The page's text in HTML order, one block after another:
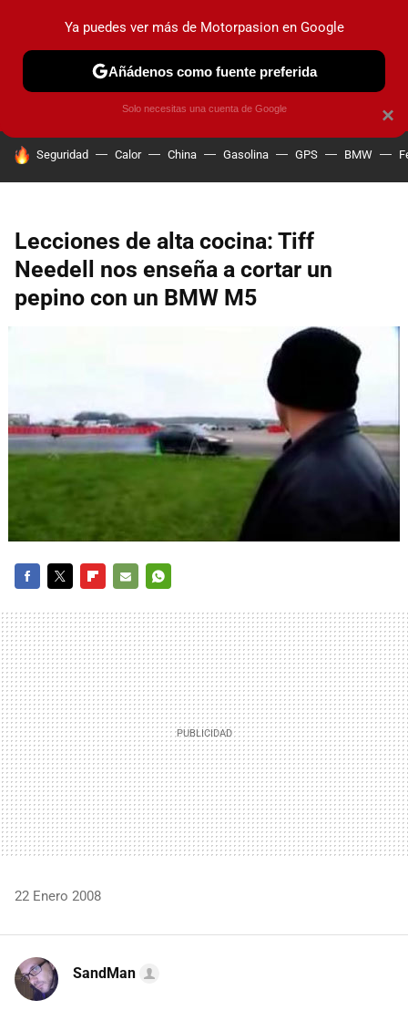
PRUEBAS COCHES ELÉCTRICOS OBSERVATORIO
HOY SE HABLA DE
Seguridad Calor China Gasolina GPS BMW
Lecciones de alta cocina: Tiff
Needell nos enseña a cortar un
pepino con un BMW M5
MAIL
22 Enero 2008
SandMan
×
Ya puedes ver más de Motorpasion en Google
Añádenos como fuente preferida
Solo necesitas una cuenta de Google